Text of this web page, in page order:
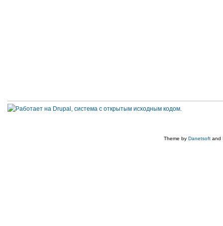
Theme by Danetsoft and